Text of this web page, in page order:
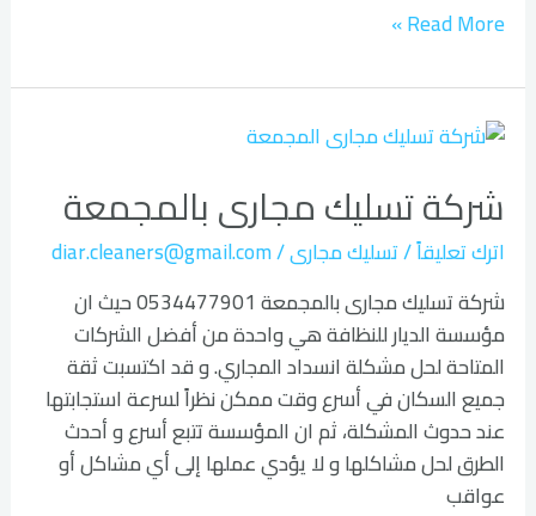
Read More »
شركة تسليك مجارى بالمجمعة
اترك تعليقاً/تسليك مجارى/
diar.cleaners@gmail.com
شركة تسليك مجارى بالمجمعة 0534477901 حيث ان
مؤسسة الديار للنظافة هي واحدة من أفضل الشركات
المتاحة لحل مشكلة انسداد المجاري. و قد اكتسبت ثقة
جميع السكان في أسرع وقت ممكن نظراً لسرعة استجابتها
عند حدوث المشكلة، ثم ان المؤسسة تتبع أسرع و أحدث
الطرق لحل مشاكلها و لا يؤدي عملها إلى أي مشاكل أو
عواقب
شركة
مجارى
بالمجمعة